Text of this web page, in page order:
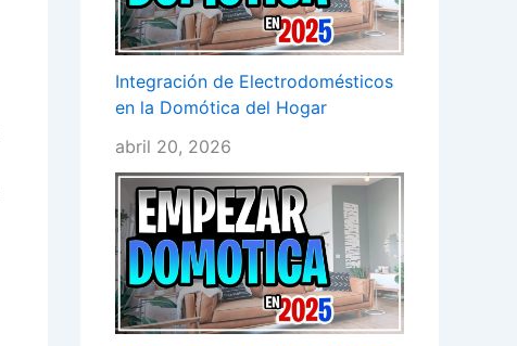
Integración de Electrodomésticos
en la Domótica del Hogar
abril 20, 2026